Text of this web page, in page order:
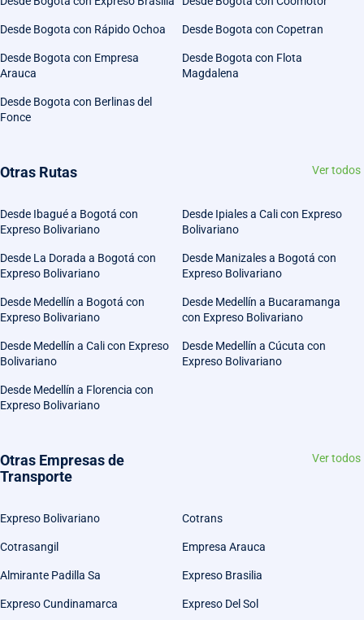
Desde Bogota con Rápido Ochoa Desde Bogota con Copetran
Desde Bogota con Empresa
Arauca
Desde Bogota con Flota
Magdalena
Desde Bogota con Berlinas del
Fonce
Otras Rutas Ver todos
Desde Ibagué a Bogotá con
Expreso Bolivariano
Desde Ipiales a Cali con Expreso
Bolivariano
Desde La Dorada a Bogotá con
Expreso Bolivariano
Desde Manizales a Bogotá con
Expreso Bolivariano
Desde Medellín a Bogotá con
Expreso Bolivariano
Desde Medellín a Bucaramanga
con Expreso Bolivariano
Desde Medellín a Cali con Expreso
Bolivariano
Desde Medellín a Cúcuta con
Expreso Bolivariano
Desde Medellín a Florencia con
Expreso Bolivariano
Otras Empresas de
Transporte
Ver todos
Expreso Bolivariano Cotrans
Cotrasangil Empresa Arauca
Almirante Padilla Sa Expreso Brasilia
Expreso Cundinamarca Expreso Del Sol